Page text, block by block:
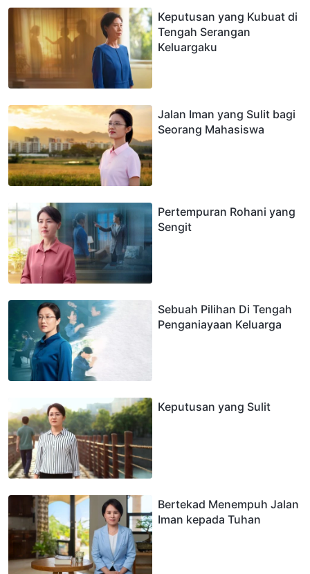
Keputusan yang Kubuat di
Tengah Serangan
Keluargaku
Jalan Iman yang Sulit bagi
Seorang Mahasiswa
Pertempuran Rohani yang
Sengit
Sebuah Pilihan Di Tengah
Penganiayaan Keluarga
Keputusan yang Sulit
Bertekad Menempuh Jalan
Iman kepada Tuhan